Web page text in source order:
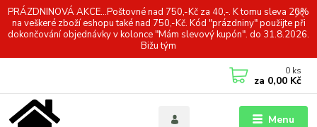
PRÁZDNINOVÁ AKCE...Poštovné nad 750,-Kč za 40,-. K tomu sleva 20%
na veškeré zboží eshopu také nad 750,-Kč. Kód "prázdniny" použijte při
dokončování objednávky v kolonce "Mám slevový kupón". do 31.8.2026.
Bižu tým
Menu
0 ks
za 0,00 Kč